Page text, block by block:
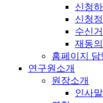
신청하
신청
수신
재동의
홈페이지 담
연구원소개
원장소개
인사말